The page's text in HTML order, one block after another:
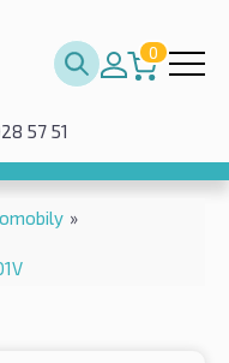
0
57 51
»